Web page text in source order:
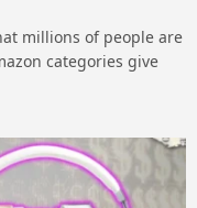
millions of people are
categories give